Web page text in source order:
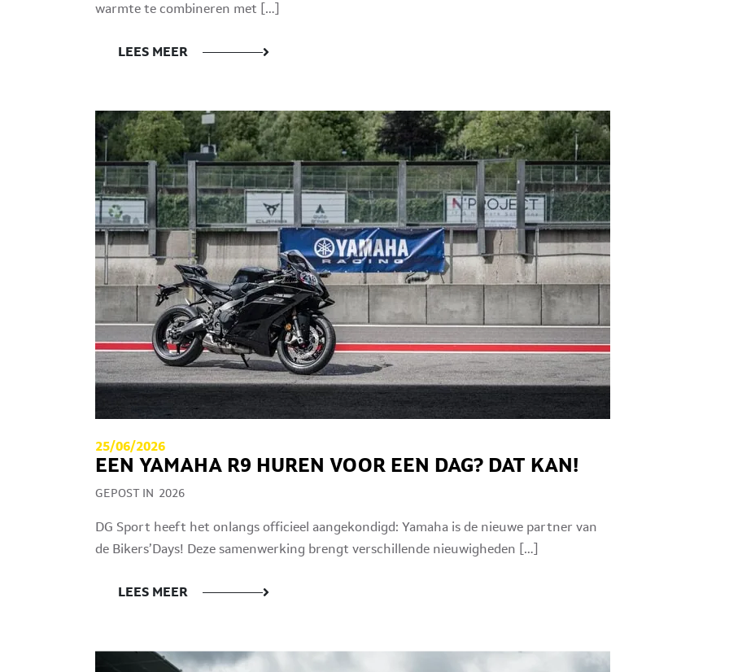
warmte te combineren met […]
LEES MEER
25/06/2026
EEN YAMAHA R9 HUREN VOOR EEN DAG? DAT KAN!
GEPOST IN 2026
DG Sport heeft het onlangs officieel aangekondigd: Yamaha is de nieuwe partner van
de Bikers’Days! Deze samenwerking brengt verschillende nieuwigheden […]
LEES MEER